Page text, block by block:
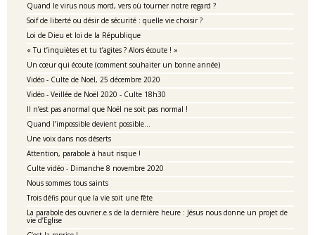
Quand le virus nous mord, vers où tourner notre regard ?
Soif de liberté ou désir de sécurité : quelle vie choisir ?
Loi de Dieu et loi de la République
« Tu t’inquiètes et tu t’agites ? Alors écoute ! »
Un cœur qui écoute (comment souhaiter un bonne année)
Vidéo - Culte de Noël, 25 décembre 2020
Vidéo - Veillée de Noël 2020 - Culte 18h30
Il n’est pas anormal que Noël ne soit pas normal !
Quand l’impossible devient possible…
Une voix dans nos déserts
Attention, parabole à haut risque !
Culte vidéo - Dimanche 8 novembre 2020
Nous sommes tous saints
Trois défis pour que la vie soit une fête
La parabole des ouvrier.e.s de la dernière heure : Jésus nous donne un projet de
vie d’Eglise